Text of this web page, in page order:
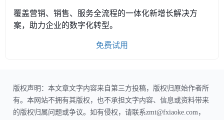
覆盖营销、销售、服务全流程的一体化新增长解决方
案，助力企业的数字化转型。
免费试用
版权声明：本文章文字内容来自第三方投稿，版权归原始作者所
有。本网站不拥有其版权，也不承担文字内容、信息或资料带来
的版权归属问题或争议。如有侵权，请联系zmt@fxiaoke.com，